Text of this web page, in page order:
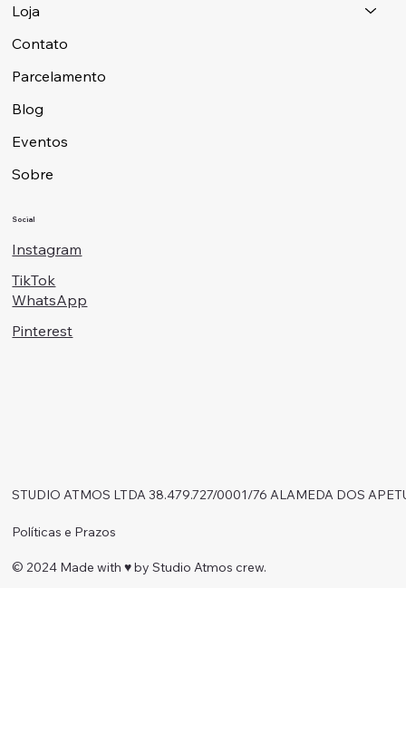
Loja
Contato
Parcelamento
Blog
Eventos
Sobre
Social
Instagram
TikTok
WhatsApp
Pinterest
STUDIO ATMOS LTDA 38.479.727/0001/76 ALAMEDA DOS
Políticas e Prazos
© 2024 Made with ♥︎ by Studio Atmos crew.